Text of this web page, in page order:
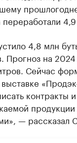
4,8 млн
Прогноз на
Сейчас
контракты
— рассказал